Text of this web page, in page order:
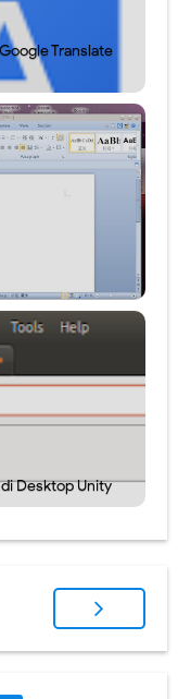
Translate
Desktop Unity